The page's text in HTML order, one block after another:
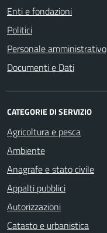
Enti e fondazioni
Politici
Personale amministrativo
Documenti e Dati
CATEGORIE DI SERVIZIO
Agricoltura e pesca
Ambiente
Anagrafe e stato civile
Appalti pubblici
Autorizzazioni
Catasto e urbanistica